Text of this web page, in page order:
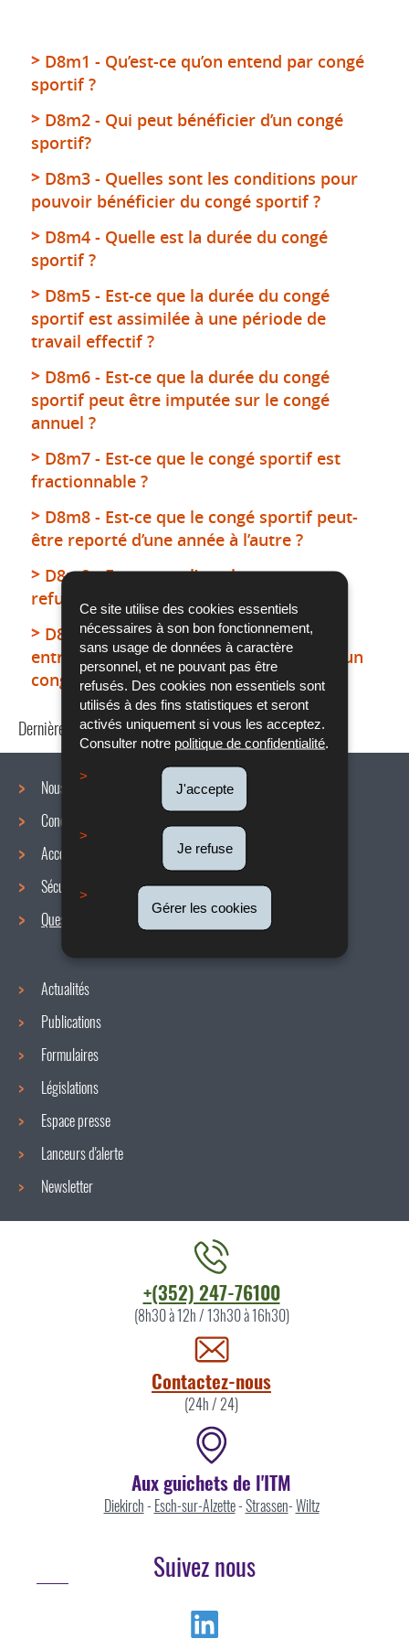
Ce site utilise des cookies essentiels
nécessaires à son bon fonctionnement,
sans usage de données à caractère
personnel, et ne pouvant pas être
refusés. Des cookies non essentiels sont
utilisés à des fins statistiques et seront
activés uniquement si vous les acceptez.
Consulter notre politique de confidentialité.
J'accepte
Je refuse
Gérer les cookies
D8m1 - Qu’est-ce qu’on entend par congé
sportif ?
D8m2 - Qui peut bénéficier d’un congé
sportif?
D8m3 - Quelles sont les conditions pour
pouvoir bénéficier du congé sportif ?
D8m4 - Quelle est la durée du congé
sportif ?
D8m5 - Est-ce que la durée du congé
sportif est assimilée à une période de
travail effectif ?
D8m6 - Est-ce que la durée du congé
sportif peut être imputée sur le congé
annuel ?
D8m7 - Est-ce que le congé sportif est
fractionnable ?
D8m8 - Est-ce que le congé sportif peut-
être reporté d’une année à l’autre ?
D8m9 - Est-ce que l’employeur peut
refuser le congé sportif ?
D8m10 - Quelles démarches doit-on
entreprendre pour pouvoir bénéficier d’un
congé sportif ?
Dernière mise à jour12/02/2024
Menu
de
navigation
Nous connaître
Conditions de travail
Accords collectifs
Sécurité / Santé au travail
Questions / réponses
Actualités
Publications
Formulaires
Législations
Espace presse
Lanceurs d'alerte
Newsletter
+(352) 247-76100
(8h30 à 12h / 13h30 à 16h30)
Contactez-nous
(24h / 24)
Aux guichets de l'ITM
Diekirch- Esch-sur-Alzette-Strassen-Wiltz
Suivez nous